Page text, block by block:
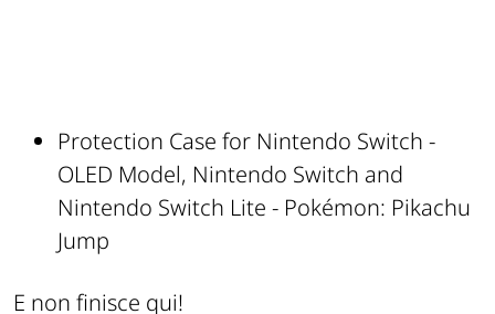
Protection Case for Nintendo Switch -
OLED Model, Nintendo Switch and
Nintendo Switch Lite - Pokémon: Pikachu
Jump
E non finisce qui!